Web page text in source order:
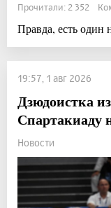
Прочитали: 2 352
Правда, есть один
19:57, 1 авг 2026
Дзюдоистка
Спартакиаду
Новости